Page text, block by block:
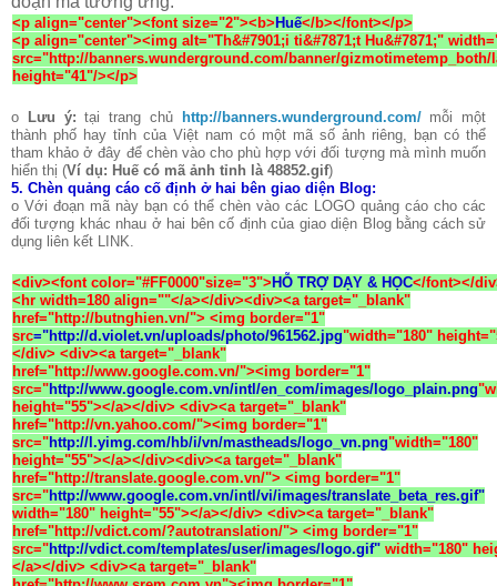
<p align="center"><font size="2"><b> Huế</b></font></p>
<p align="center"><img alt="Th&#7901;i ti&#7871;t Hu&#7871;"
src="http://banners.wunderground.com/banner/
height="41"/></p>
o Lưu ý:tại trang chủ http://banners.wunderground.com/ mỗi một
thành phố hay tỉnh của Việt nam có một mã số ảnh riêng, bạn có thể
tham khảo ở đây để chèn vào cho phù hợp với đối tượng mà mình muốn
hiển thị (Ví dụ: Huế có mã ảnh tỉnh là 48852.gif)
5. Chèn quảng cáo cố định ở hai bên giao diện Blog:
o Với đoạn mã này bạn có thể chèn vào các LOGO quảng cáo cho các
đối tượng khác nhau ở hai bên cố định của giao diện Blog bằng cách sử
dụng liên kết LINK.
<div><font color="#FF0000"size="3"> HỖ TRỢ DẠY & HỌC</font></
<hr width=180 align=""</a></div><div><a target="_blank"
href="http://butnghien.vn/"> <img border="1"
src="http://d.violet.vn/uploads/photo/961562.jpg"width="180"
</div> <div><a target="_blank"
href="http://www.google.com.vn/"><img border="1"
src="http://www.google.com.vn/intl/en_com/images/logo_plain.png"
height="55"></a></div> <div><a target="_blank"
href="http://vn.yahoo.com/"><img border="1"
src="http://l.yimg.com/hb/i/vn/mastheads/logo_vn.png"width="180"
height="55"></a></div><div><a target="_blank"
href="http://translate.google.com.vn/"> <img border="1"
src="http://www.google.com.vn/intl/vi/images/translate_beta_res.gif"
width="180" height="55"></a></div> <div><a target="_blank"
href="http://vdict.com/?autotranslation/"> <img border="1"
src="http://vdict.com/templates/user/images/logo.gif" width="180"
</a></div> <div><a target="_blank"